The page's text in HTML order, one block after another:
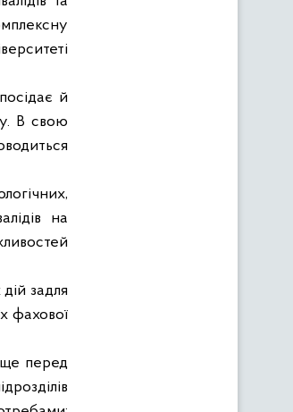
й
В свою
на
задля
фахової
перед